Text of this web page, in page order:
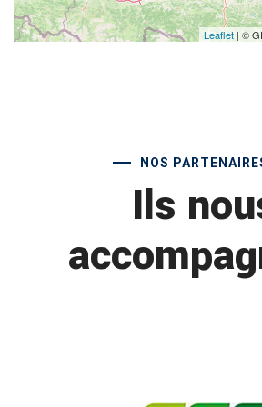
Leaflet | ©
NOS
Ils